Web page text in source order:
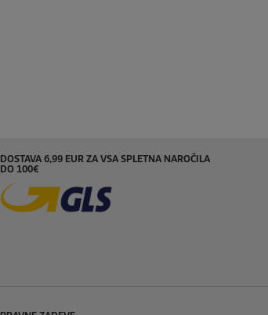
DOSTAVA 6,99 EUR ZA VSA SPLETNA NAROČILA
DO 100€